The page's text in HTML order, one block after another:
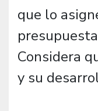
que lo
Considera
y su